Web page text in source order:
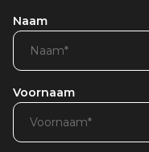
Naam
Voornaam